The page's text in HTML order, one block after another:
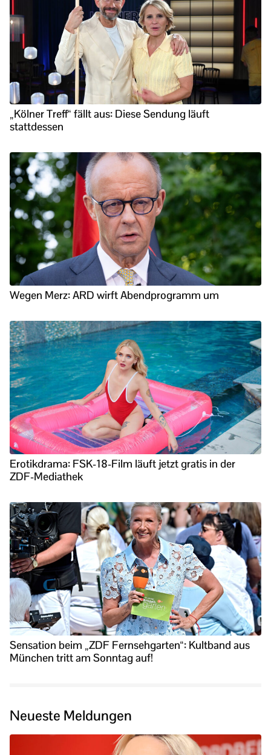
„Kölner Treff“ fällt aus: Diese Sendung läuft
stattdessen
Wegen Merz: ARD wirft Abendprogramm um
Erotikdrama: FSK-18-Film läuft jetzt gratis in der
ZDF-Mediathek
Sensation beim „ZDF Fernsehgarten“: Kultband aus
München tritt am Sonntag auf!
Neueste Meldungen